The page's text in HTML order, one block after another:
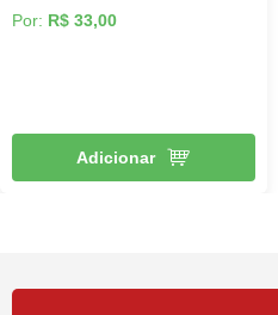
Por: R$ 33,00
Adicionar